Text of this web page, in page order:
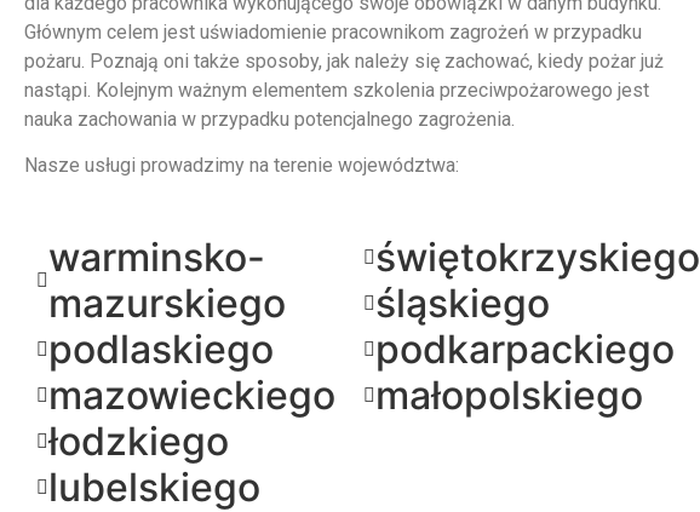
Głównym celem jest uświadomienie pracownikom zagrożeń w przypadku
pożaru. Poznają oni także sposoby, jak należy się zachować, kiedy pożar już
nastąpi. Kolejnym ważnym elementem szkolenia przeciwpożarowego jest
nauka zachowania w przypadku potencjalnego zagrożenia.
Nasze usługi prowadzimy na terenie województwa:
warminsko-
mazurskiego
podlaskiego
mazowieckiego
łodzkiego
lubelskiego
świętokrzyskiego
śląskiego
podkarpackiego
małopolskiego